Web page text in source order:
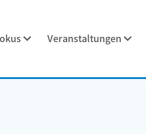
Veranstaltungen